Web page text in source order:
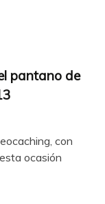
pantano de
con
ocasión